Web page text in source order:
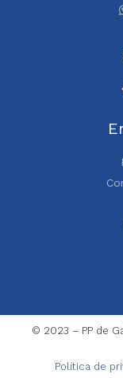
© 2023 – PP de
Política de